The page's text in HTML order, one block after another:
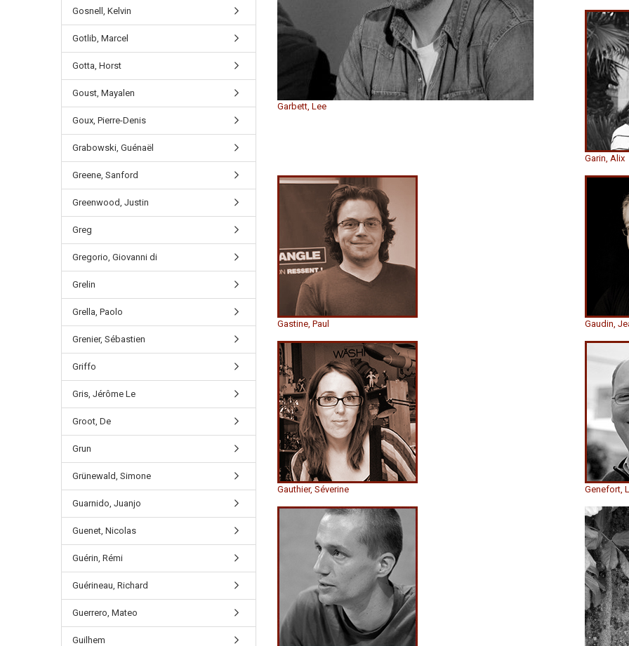
Garbett, Lee
Garin, Alix
Gastine, Paul Gaudin,
Gauthier, Séverine Genefort,
Gosnell, Kelvin
Gotlib, Marcel
Gotta, Horst
Goust, Mayalen
Goux, Pierre-Denis
Grabowski, Guénaël
Greene, Sanford
Greenwood, Justin
Greg
Gregorio, Giovanni di
Grelin
Grella, Paolo
Grenier, Sébastien
Griffo
Gris, Jérôme Le
Groot, De
Grun
Grünewald, Simone
Guarnido, Juanjo
Guenet, Nicolas
Guérin, Rémi
Guérineau, Richard
Guerrero, Mateo
Guilhem